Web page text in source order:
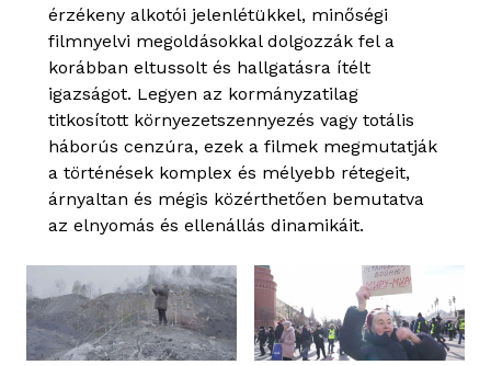
érzékeny alkotói jelenlétükkel, minőségi
filmnyelvi megoldásokkal dolgozzák fel a
korábban eltussolt és hallgatásra ítélt
igazságot. Legyen az kormányzatilag
titkosított környezetszennyezés vagy totális
háborús cenzúra, ezek a filmek megmutatják
a történések komplex és mélyebb rétegeit,
árnyaltan és mégis közérthetően bemutatva
az elnyomás és ellenállás dinamikáit.